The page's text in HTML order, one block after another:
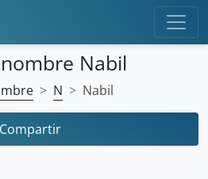
Nabil
N Nabil
Compartir